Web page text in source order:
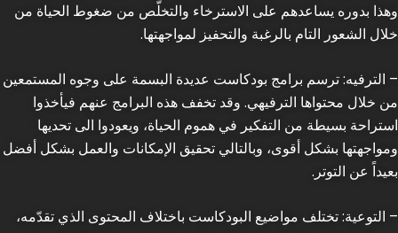
وهذا بدوره يساعدهم على الاسترخاء والتخلّص من ضغوط الحياة من
خلال الشعور التام بالرغبة والتحفيز لمواجهتها.
– الترفيه: ترسم برامج بودكاست عديدة البسمة على وجوه المستمعين
من خلال محتواها الترفيهي. وقد تخفف هذه البرامج عنهم فيأخذوا
استراحة بسيطة من التفكير في هموم الحياة، ويعودوا الى تحديها
ومواجهتها بشكل أقوى، وبالتالي تحقيق الإمكانات والعمل بشكل أفضل
بعيداً عن التوتر.
– التوعية: تختلف مواضيع البودكاست باختلاف المحتوى الذي تقدّمه،